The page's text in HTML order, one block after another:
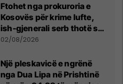
Ftohet nga prokuroria e
Kosovës për krime lufte,
ish-gjenerali serb thotë se
dikush e tradhtoi në
02/08/2026
Një pleskavicë e ngrënë
nga Dua Lipa në Prishtinë